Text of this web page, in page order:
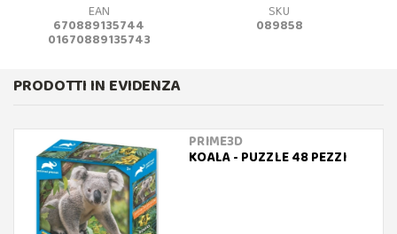
EAN
670889135744
01670889135743
SKU
089858
PRODOTTI IN EVIDENZA
PRIME3D
KOALA - PUZZLE 48 PEZZI